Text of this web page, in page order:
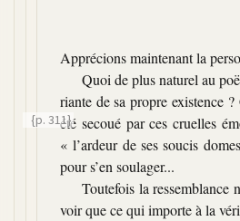
Apprécions maintenant la
Quoi de plus naturel au
riante de sa propre existence
été secoué par ces cruelles
{p. 311}
« l’ardeur de ses soucis
pour s’en soulager...
Toutefois la ressemblance
voir que ce qui importe à la